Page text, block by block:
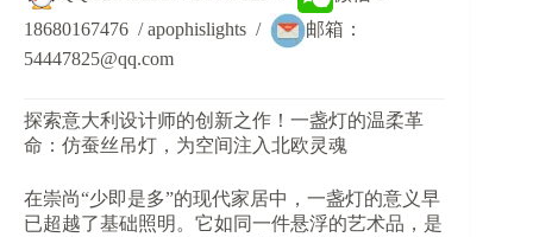
18680167476 / apophislights /
邮箱：
54447825@qq.com
探索意大利设计师的创新之作！一盏灯的温柔革
命：仿蚕丝吊灯，为空间注入北欧灵魂
在崇尚“少即是多”的现代家居中，一盏灯的意义早
已超越了基础照明。它如同一件悬浮的艺术品，是